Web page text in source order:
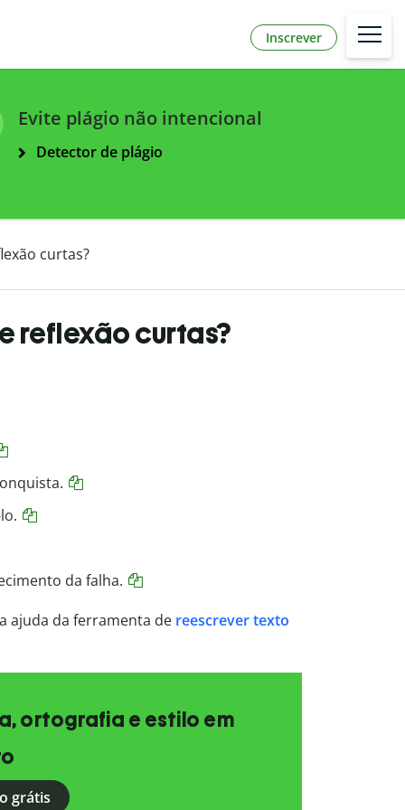
Inscrever
Evite plágio não intencional
Detector de plágio
curtas?
reflexão curtas?
da falha.
ajuda da ferramenta de reescrevertexto
ortografia e estilo em
grátis